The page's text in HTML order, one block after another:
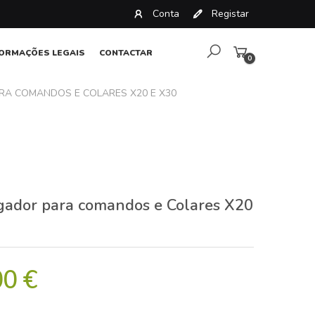
Conta Registar
LEGAIS CONTACTAR
0
COMANDOS E COLARES X20 E X30
para comandos e Colares X20
€